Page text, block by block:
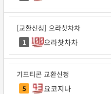
[교환신청] 으라찻차차
1 으라찻차차
기프티콘 교환신청
5 요코지나